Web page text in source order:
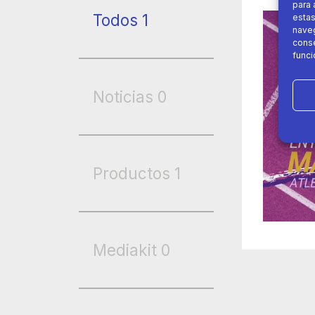
para
Todos 1
Noticias 0
Productos 1
Mediakit 0